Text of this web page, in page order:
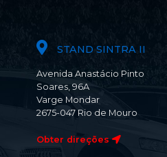
STAND SINTRA II
Avenida Anastácio Pinto
Soares, 96A
Varge Mondar
2675-047 Rio de Mouro
Obter direções